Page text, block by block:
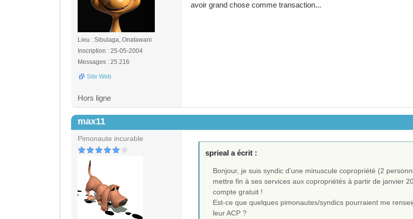
Lieu : Sibulaga, Onatawani
Inscription : 25-05-2004
Messages : 25 216
Site Web
avoir grand chose comme transaction...
Hors ligne
max11
Pimonaute incurable
sprieal a écrit :
Bonjour, je suis syndic d'une minuscule copropriété (2
mettre fin à ses services aux copropriétés à partir de janvier
compte gratuit !
Est-ce que quelques pimonautes/syndics pourraient me
leur ACP ?